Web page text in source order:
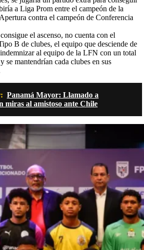
a Liga Prom entre el campeón de la
contra el campeón de Conferencia
el ascenso, no cuenta con el
B de clubes, el equipo que desciende de
al equipo de la LFN con un total
se mantendrían cada clubes en sus
Panamá Mayor: Llamado a
miras al amistoso ante Chile